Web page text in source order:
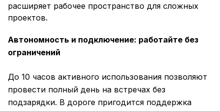
расширяет рабочее пространство для сложных
проектов.
Автономность и подключение: работайте без
ограничений
До 10 часов активного использования позволяют
провести полный день на встречах без
подзарядки. В дороге пригодится поддержка